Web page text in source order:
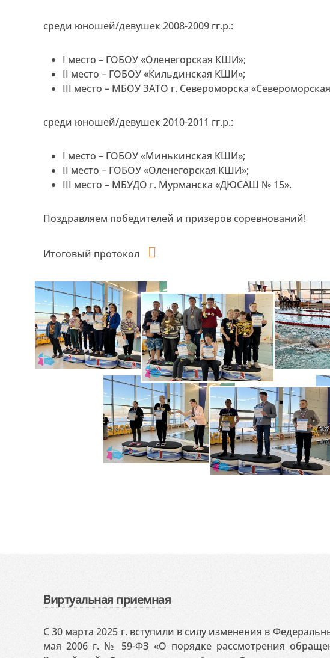
среди юношей/девушек 2008-2009 гг.р.:
I место – ГОБОУ «Оленегорская КШИ»;
II место – ГОБОУ«Кильдинская КШИ»;
III место – МБОУ ЗАТО г. Североморска
среди юношей/девушек 2010-2011 гг.р.:
I место – ГОБОУ «Минькинская КШИ»;
II место – ГОБОУ «Оленегорская КШИ»;
III место – МБУДО г. Мурманска «ДЮСАШ № 15».
Поздравляем победителей и призеров соревнований!
Итоговый протокол
Виртуальная приемная
С 30 марта 2025 г. вступили в силу изменения в
мая 2006 г. № 59-ФЗ «О порядке рассмотрения